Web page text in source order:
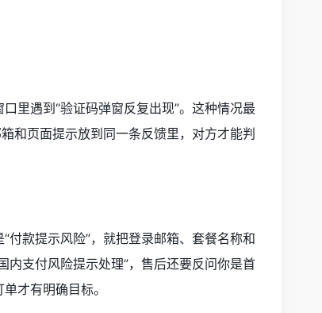
里遇到“验证码弹窗反复出现”。这种情况最
和页面提示放到同一条反馈里，对方才能判
付款提示风险”，就把登录邮箱、套餐名称和
内支付风险提示处理”，售后还要反问你是首
才有明确目标。